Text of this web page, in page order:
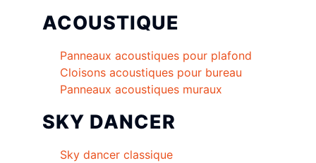
ACOUSTIQUE
Panneaux acoustiques pour plafond
Cloisons acoustiques pour bureau
Panneaux acoustiques muraux
SKY DANCER
Sky dancer classique